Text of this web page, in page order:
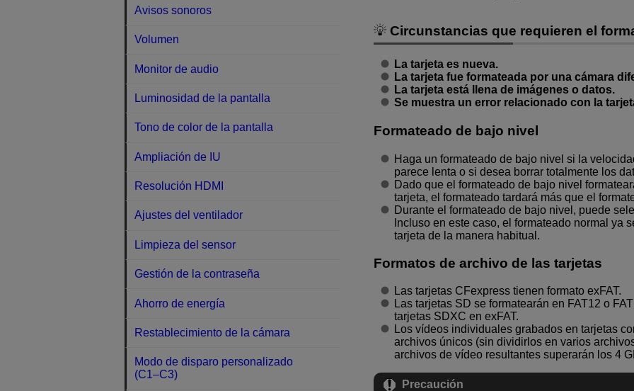
Circunstancias que requieren el
La tarjeta es nueva.
La tarjeta fue formateada por una cámara
La tarjeta está llena de imágenes o datos.
Se muestra un error relacionado con la
Formateado de bajo nivel
Haga un formateado de bajo nivel si la
parece lenta o si desea borrar totalmente los
Dado que el formateado de bajo nivel
tarjeta, el formateado tardará más que el
Durante el formateado de bajo nivel, puede
Incluso en este caso, el formateado normal ya
tarjeta de la manera habitual.
Formatos de archivo de las tarjetas
Las tarjetas CFexpress tienen formato exFAT.
Las tarjetas SD se formatearán en FAT12 o
tarjetas SDXC en exFAT.
Los vídeos individuales grabados en tarjetas
archivos únicos (sin dividirlos en varios
archivos de vídeo resultantes superarán los 4
Precaución
Avisos sonoros
Volumen
Monitor de audio
Luminosidad de la pantalla
Tono de color de la pantalla
Ampliación de IU
Resolución HDMI
Ajustes del ventilador
Limpieza del sensor
Gestión de la contraseña
Ahorro de energía
Restablecimiento de la cámara
Modo de disparo personalizado
(C1–C3)